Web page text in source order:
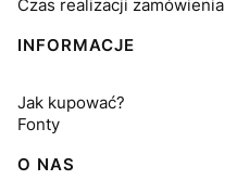
Czas realizacji zamówienia
INFORMACJE
Jak kupować?
Fonty
O NAS